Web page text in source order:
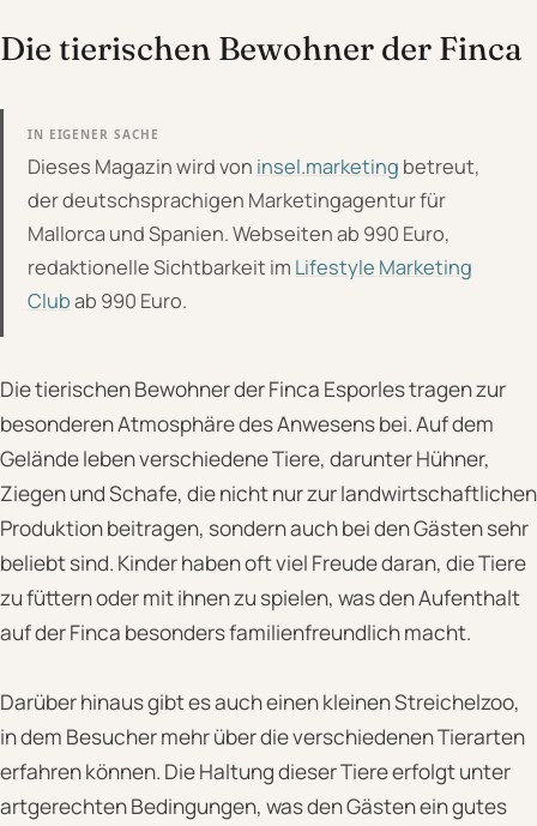
Die tierischen Bewohner der Finca
IN EIGENER SACHE
Dieses Magazin wird von insel.marketing betreut,
der deutschsprachigen Marketingagentur für
Mallorca und Spanien. Webseiten ab 990 Euro,
redaktionelle Sichtbarkeit im Lifestyle Marketing
Clubab 990 Euro.
Die tierischen Bewohner der Finca Esporles tragen zur
besonderen Atmosphäre des Anwesens bei. Auf dem
Gelände leben verschiedene Tiere, darunter Hühner,
Ziegen und Schafe, die nicht nur zur landwirtschaftlichen
Produktion beitragen, sondern auch bei den Gästen sehr
beliebt sind. Kinder haben oft viel Freude daran, die Tiere
zu füttern oder mit ihnen zu spielen, was den Aufenthalt
auf der Finca besonders familienfreundlich macht.
Darüber hinaus gibt es auch einen kleinen Streichelzoo,
in dem Besucher mehr über die verschiedenen Tierarten
erfahren können. Die Haltung dieser Tiere erfolgt unter
artgerechten Bedingungen, was den Gästen ein gutes